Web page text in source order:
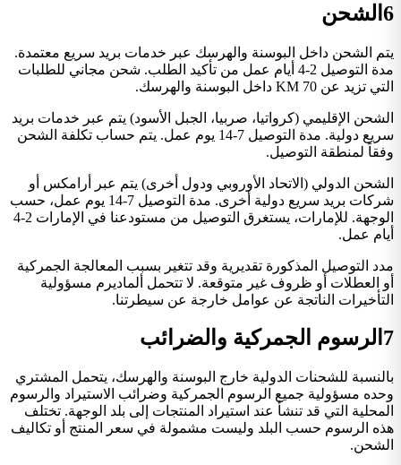
6 الشحن
يتم الشحن داخل البوسنة والهرسك عبر خدمات بريد سريع معتمدة.
مدة التوصيل 2-4 أيام عمل من تأكيد الطلب. شحن مجاني للطلبات
التي تزيد عن 70 KM داخل البوسنة والهرسك.
الشحن الإقليمي (كرواتيا، صربيا، الجبل الأسود) يتم عبر خدمات بريد
سريع دولية. مدة التوصيل 7-14 يوم عمل. يتم حساب تكلفة الشحن
وفقاً لمنطقة التوصيل.
الشحن الدولي (الاتحاد الأوروبي ودول أخرى) يتم عبر أرامكس أو
شركات بريد سريع دولية أخرى. مدة التوصيل 7-14 يوم عمل، حسب
الوجهة. للإمارات، يستغرق التوصيل من مستودعنا في الإمارات 2-4
أيام عمل.
مدد التوصيل المذكورة تقديرية وقد تتغير بسبب المعالجة الجمركية
أو العطلات أو ظروف غير متوقعة. لا تتحمل ألماديرم مسؤولية
التأخيرات الناتجة عن عوامل خارجة عن سيطرتنا.
7 الرسوم الجمركية والضرائب
بالنسبة للشحنات الدولية خارج البوسنة والهرسك، يتحمل المشتري
وحده مسؤولية جميع الرسوم الجمركية وضرائب الاستيراد والرسوم
المحلية التي قد تنشأ عند استيراد المنتجات إلى بلد الوجهة. تختلف
هذه الرسوم حسب البلد وليست مشمولة في سعر المنتج أو تكاليف
الشحن.